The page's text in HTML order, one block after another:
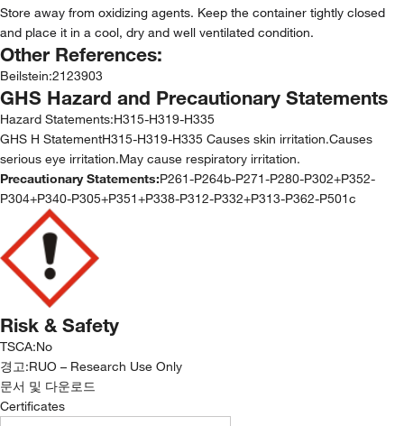
Store away from oxidizing agents. Keep the container tightly closed
and place it in a cool, dry and well ventilated condition.
Other References:
Beilstein:2123903
GHS Hazard and Precautionary Statements
Hazard Statements:H315-H319-H335
GHS H StatementH315-H319-H335 Causes skin irritation.Causes
serious eye irritation.May cause respiratory irritation.
Precautionary Statements:P261-P264b-P271-P280-P302+P352-
P304+P340-P305+P351+P338-P312-P332+P313-P362-P501c
Risk & Safety
TSCA:No
경고:RUO – Research Use Only
문서 및 다운로드
Certificates